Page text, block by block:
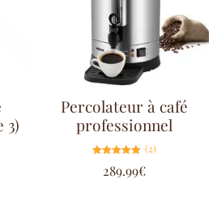
3)
Percolateur à café
professionnel
5.00
sur 5
(2)
289.99€